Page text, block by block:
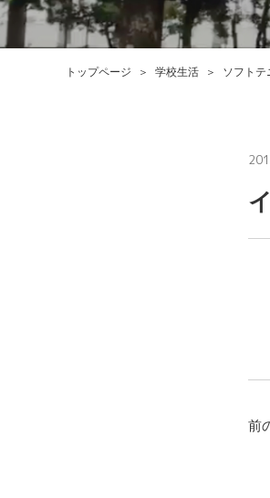
トップページ 学校生活 ソフトテ
前